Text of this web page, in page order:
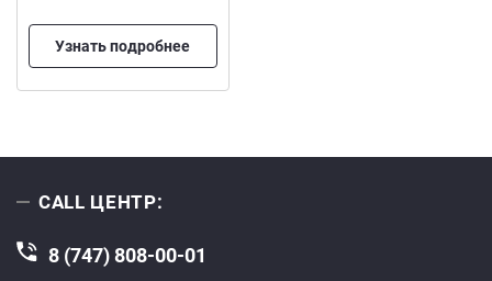
Узнать подробнее
CALL ЦЕНТР:
8 (747) 808-00-01